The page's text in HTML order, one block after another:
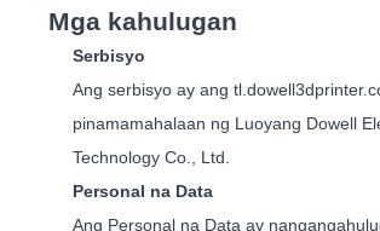
Mga kahulugan
Serbisyo
Ang serbisyo ay ang
pinamamahalaan ng Luoyang Dowell
Technology Co., Ltd.
Personal na Data
Ang Personal na Data ay